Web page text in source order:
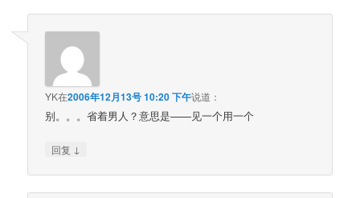
YK在2006年12月13号 10:20 下午说道：
别。。。省着男人？意思是——见一个用一个
回复 ↓